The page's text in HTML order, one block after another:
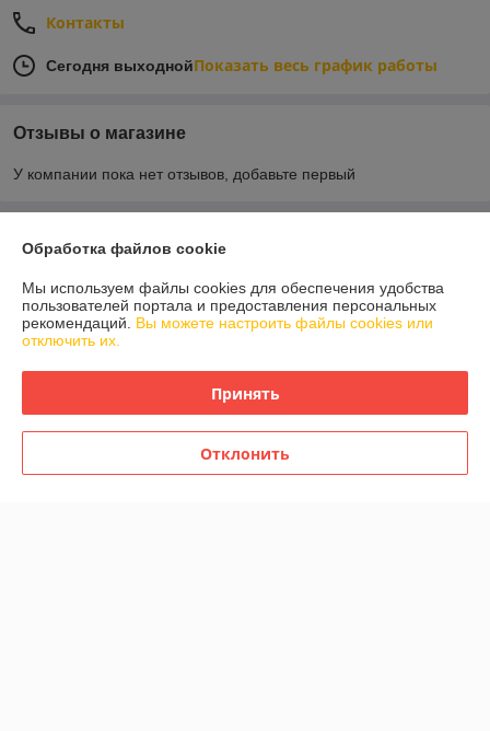
Контакты
Сегодня выходнойПоказать весь график работы
Отзывы о магазине
У компании пока нет отзывов, добавьте первый
Контакты
Доставка и оплата
Обработка файлов cookie
Мы используем файлы cookies для обеспечения удобства
пользователей портала и предоставления персональных
рекомендаций. Вы можете настроить файлы cookies или
отключить их.
Принять
Отклонить